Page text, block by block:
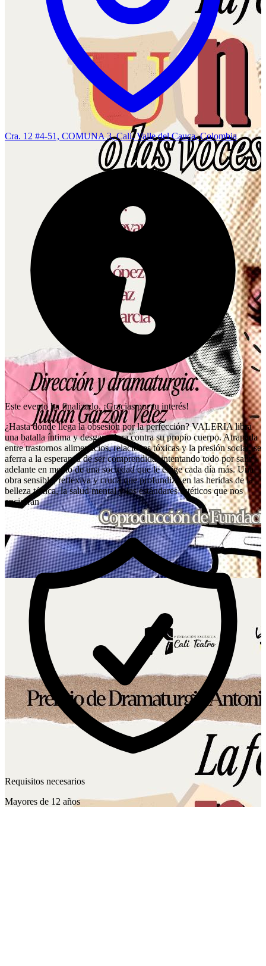
Cra. 12 #4-51, COMUNA 3, Cali, Valle del Cauca, Colombia
Este evento ha finalizado. ¡Gracias por tu interés!
¿Hasta dónde llega la obsesión por la perfección? VALERIA libra
una batalla íntima y desgarradora contra su propio cuerpo. Atrapada
entre trastornos alimenticios, relaciones tóxicas y la presión social, se
aferra a la esperanza de ser comprendida, intentando todo por salir
adelante en medio de una sociedad que le exige cada día más. Una
obra sensible, reflexiva y cruda que profundiza en las heridas de la
belleza tóxica, la salud mental y los estándares estéticos que nos
encierran
Requisitos necesarios
Mayores de 12 años